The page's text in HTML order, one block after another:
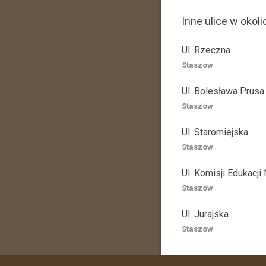
Inne ulice w
Ul. Rzeczna
Staszów
Ul. Bolesława Prusa
Staszów
Ul. Staromiejska
Staszów
Ul. Komisji Edukacji
Staszów
Ul. Jurajska
Staszów